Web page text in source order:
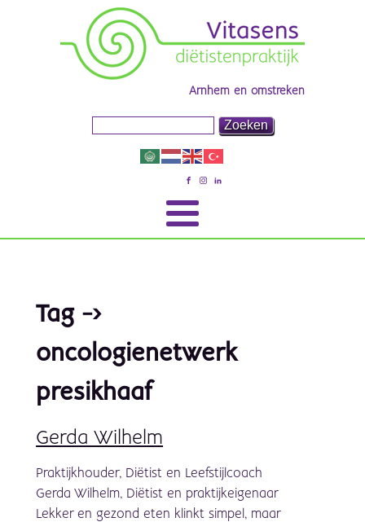
Arnhem en omstreken
Tag ->
oncologienetwerk
presikhaaf
Gerda Wilhelm
Praktijkhouder, Diëtist en Leefstijlcoach
Gerda Wilhelm, Diëtist en praktijkeigenaar
Lekker en gezond eten klinkt simpel, maar